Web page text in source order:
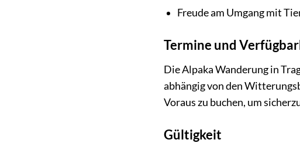
Freude am Umgang mit
Termine und
Die Alpaka Wanderung in
abhängig von den
Voraus zu buchen, um
Gültigkeit